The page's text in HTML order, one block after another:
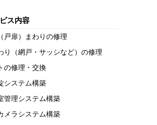
ス内容
戸扉）まわりの修理
り（網戸・サッシなど）の修理
の修理・交換
システム構築
管理システム構築
メラシステム構築